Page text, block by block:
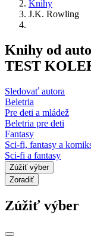
Knihy
J.K. Rowling
Knihy od
TEST
Sledovať autora
Beletria
Pre deti a mládež
Beletria pre deti
Fantasy
Sci-fi, fantasy a
Sci-fi a fantasy
Zúžiť výber
Zoradiť
Zúžiť výber